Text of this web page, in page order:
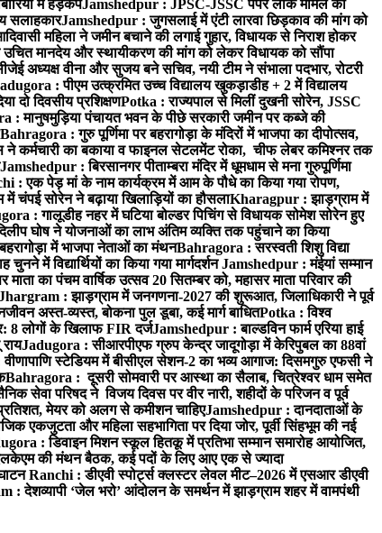
में हड़कंपJamshedpur : JPSC-JSSC पेपर लीक मामले की
सलाहकारJamshedpur : जुगसलाई में एंटी लारवा छिड़काव की मांग को
महिला ने जमीन बचाने की लगाई गुहार, विधायक से निराश होकर
मानदेय और स्थायीकरण की मांग को लेकर विधायक को सौंपा
अध्यक्ष वीना और सुजय बने सचिव, नयी टीम ने संभाला पदभार, रोटरी
: पीएम उत्क्रमित उच्च विद्यालय खुकड़ाडीह + 2 में विद्यालय
दो दिवसीय प्रशिक्षणPotka : राज्यपाल से मिलीं दुखनी सोरेन, JSSC
: मानुषमुड़िया पंचायत भवन के पीछे सरकारी जमीन पर कब्जे की
Bahragora : गुरु पूर्णिमा पर बहरागोड़ा के मंदिरों में भाजपा का दीपोत्सव,
ने कर्मचारी का बकाया व फाइनल सेटलमेंट रोका, चीफ लेबर कमिश्नर तक
Jamshedpur : बिरसानगर पीताम्बरा मंदिर में धूमधाम से मना गुरुपूर्णिमा
: एक पेड़ मां के नाम कार्यक्रम में आम के पौधे का किया गया रोपण,
चंपई सोरेन ने बढ़ाया खिलाड़ियों का हौसलाKharagpur : झाड़ग्राम में
: गालूडीह नहर में घटिया बोल्डर पिचिंग से विधायक सोमेश सोरेन हुए
घोष ने योजनाओं का लाभ अंतिम व्यक्ति तक पहुंचाने का किया
में भाजपा नेताओं का मंथनBahragora : सरस्वती शिशु विद्या
में विद्यार्थियों का किया गया मार्गदर्शनJamshedpur : मंईयां सम्मान
का पंचम वार्षिक उत्सव 20 सितम्बर को, महासर माता परिवार की
: झाड़ग्राम में जनगणना-2027 की शुरूआत, जिलाधिकारी ने पूर्व
अस्त-व्यस्त, बोकना पुल डूबा, कई मार्ग बाधितPotka : विश्व
8 लोगों के खिलाफ FIR दर्जJamshedpur : बाल्डविन फार्म एरिया हाई
Jadugora : सीआरपीएफ ग्रुप केन्द्र जादूगोड़ा में केरिपुबल का 88वां
स्टेडियम में बीसीएल सेशन-2 का भव्य आगाज: दिसमगुरु एफसी ने
Bahragora : दूसरी सोमवारी पर आस्था का सैलाब, चित्रेश्वर धाम समेत
सेवा परिषद ने विजय दिवस पर वीर नारी, शहीदों के परिजन व पूर्व
मेयर को अलग से कमीशन चाहिएJamshedpur : दानदाताओं के
एकजुटता और महिला सहभागिता पर दिया जोर, पूर्वी सिंहभूम की नई
: डिवाइन मिशन स्कूल हितकू में प्रतिभा सम्मान समारोह आयोजित,
की मंथन बैठक, कई पदों के लिए आए एक से ज्यादा
Ranchi : डीएवी स्पोर्ट्स क्लस्टर लेवल मीट–2026 में एसआर डीएवी
: देशव्यापी ‘जेल भरो’ आंदोलन के समर्थन में झाड़ग्राम शहर में वामपंथी